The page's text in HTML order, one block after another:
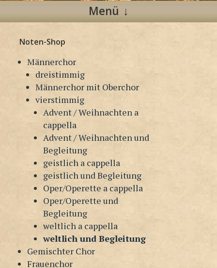
Menü
Inhalt
springen
Noten-Shop
Männerchor
dreistimmig
Männerchor mit Oberchor
vierstimmig
Advent / Weihnachten a
cappella
Advent / Weihnachten und
Begleitung
geistlich a cappella
geistlich und Begleitung
Oper/Operette a cappella
Oper/Operette und
Begleitung
weltlich a cappella
weltlich und Begleitung
Gemischter Chor
Frauenchor